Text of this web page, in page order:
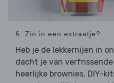
6. Zin in een extraatje?
Heb je de lekkernijen in
dacht je van verfrissende
heerlijke brownies, DIY-